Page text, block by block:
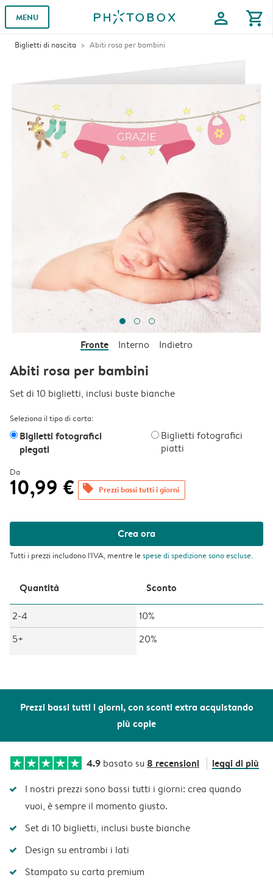
MENU profile shopping_cart
Biglietti di nascita Abiti rosa per bambini
Prezzi bassi tutti i giorni, con sconti extra acquistando
più copie
Fronte Interno Indietro
Abiti rosa per bambini
Set di 10 biglietti, inclusi buste bianche
Seleziona il tipo di carta:
Biglietti fotografici
piegati
Biglietti fotografici
piatti
Da
10,99 € offers Prezzi bassi tutti i giorni
Crea ora
Tutti i prezzi includono l'IVA, mentre lespese di spedizionesono escluse.
Quantità Sconto
2-4
10%
5+
20%
4.9 basato su 8 recensioni leggi di più
I nostri prezzi sono bassi tutti i giorni: crea quando
vuoi, è sempre il momento giusto.
Set di 10 biglietti, inclusi buste bianche
Design su entrambi i lati
Stampato su carta premium